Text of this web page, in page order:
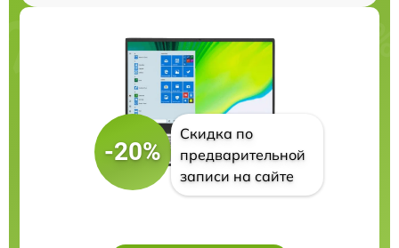
-20%
Скидка по
предварительной
записи на сайте